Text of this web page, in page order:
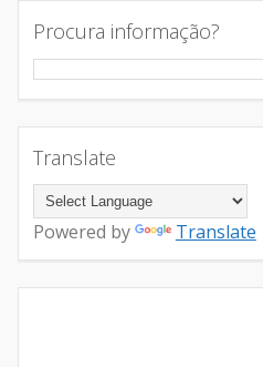
Procura informação?
Translate
Powered by Translate